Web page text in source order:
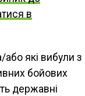
в
які вибули з
бойових
державні